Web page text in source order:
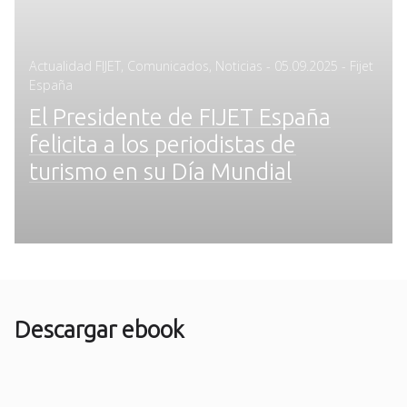
Actualidad FIJET Comunicados Noticias - Posted
05.09.2025 - Fijet
España
El Presidente de FIJET España
felicita a los periodistas de
turismo en su Día Mundial
Descargar ebook